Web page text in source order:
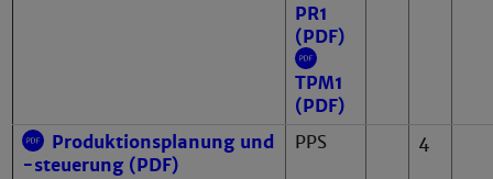
PR1
(PDF)
TPM1
(PDF)
Produktionsplanung und
-steuerung (PDF)
PPS 4